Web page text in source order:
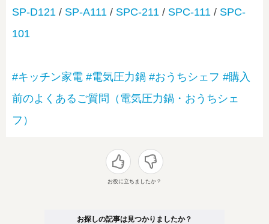
SP-D121 / SP-A111 / SPC-211 / SPC-111 / SPC-
101
#キッチン家電 #電気圧力鍋 #おうちシェフ #購入
前のよくあるご質問（電気圧力鍋・おうちシェ
フ）
お役に立ちましたか？
お探しの記事は見つかりましたか？